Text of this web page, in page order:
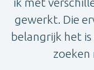
gewerkt. Die
belangrijk het
zoeken